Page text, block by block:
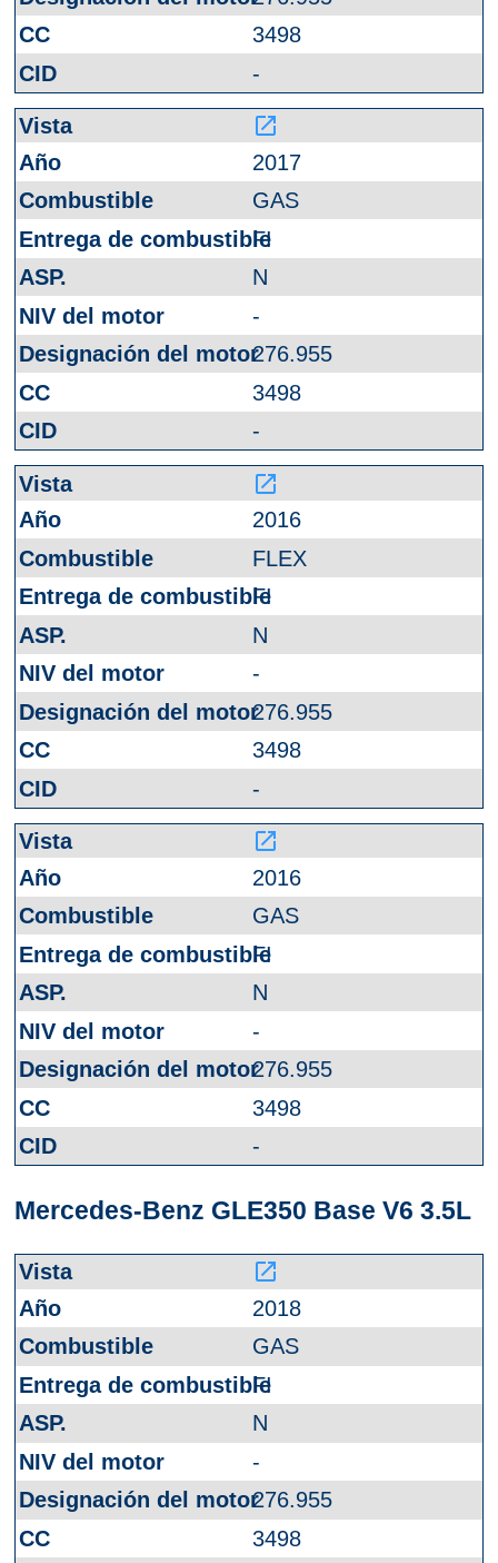
3498
-
launch
2017
GAS
FI
N
-
276.955
3498
-
launch
2016
FLEX
FI
N
-
276.955
3498
-
launch
2016
GAS
FI
N
-
276.955
3498
-
Mercedes-Benz GLE350 Base V6 3.5L
launch
2018
GAS
FI
N
-
276.955
3498